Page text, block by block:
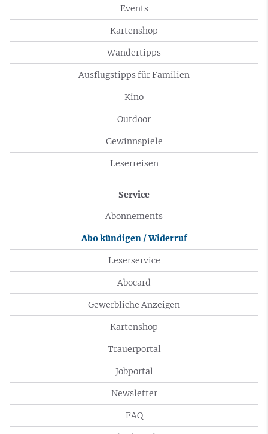
Events
Kartenshop
Wandertipps
Ausflugstipps für Familien
Kino
Outdoor
Gewinnspiele
Leserreisen
Service
Abonnements
Abo kündigen / Widerruf
Leserservice
Abocard
Gewerbliche Anzeigen
Kartenshop
Trauerportal
Jobportal
Newsletter
FAQ